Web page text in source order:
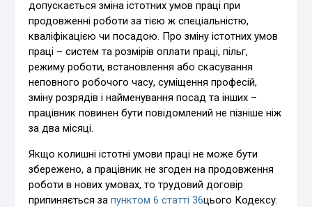
допускається зміна істотних умов праці при
продовженні роботи за тією ж спеціальністю,
кваліфікацією чи посадою. Про зміну істотних умов
праці – систем та розмірів оплати праці, пільг,
режиму роботи, встановлення або скасування
неповного робочого часу, суміщення професій,
зміну розрядів і найменування посад та інших –
працівник повинен бути повідомлений не пізніше ніж
за два місяці.
Якщо колишні істотні умови праці не може бути
збережено, а працівник не згоден на продовження
роботи в нових умовах, то трудовий договір
припиняється запунктом 6 статті 36цього Кодексу.